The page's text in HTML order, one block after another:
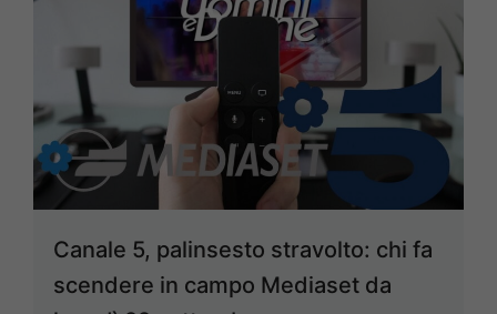
Canale 5, palinsesto stravolto: chi fa
scendere in campo Mediaset da